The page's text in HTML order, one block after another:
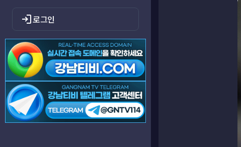
login로그인